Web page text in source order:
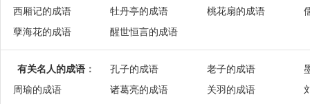
西厢记的成语
牡丹亭的成语 桃花扇的成语
孽海花的成语
醒世恒言的成语
有关名人的成语 ： 孔子的成语 老子的成语
周瑜的成语
诸葛亮的成语 关羽的成语